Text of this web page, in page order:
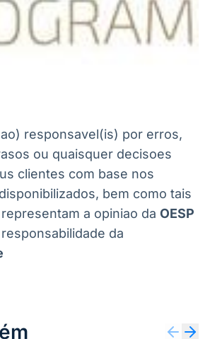
responsavel(is) por erros,
ou quaisquer decisoes
clientes com base nos
bem como tais
a opiniao da OESP
da